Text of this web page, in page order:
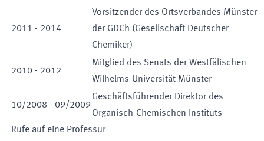
2011 - 2014
Vorsitzender des Ortsverbandes Münster
der GDCh (Gesellschaft Deutscher
Chemiker)
2010 - 2012
Mitglied des Senats der Westfälischen
Wilhelms-Universität Münster
10/2008 - 09/2009
Geschäftsführender Direktor des
Organisch-Chemischen Instituts
Rufe auf eine Professur